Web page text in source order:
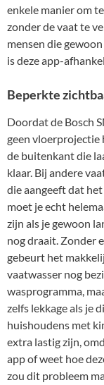
enkele manier om
zonder de vaat te
mensen die
is deze app-
Beperkte
Doordat de Bosch
geen vloerprojectie
de buitenkant die
klaar. Bij andere
die aangeeft dat
moet je echt
zijn als je gewoon
nog draait. Zonder
gebeurt het
vaatwasser nog
wasprogramma,
zelfs lekkage als je
huishoudens met
extra lastig zijn,
app of weet hoe
zou dit probleem